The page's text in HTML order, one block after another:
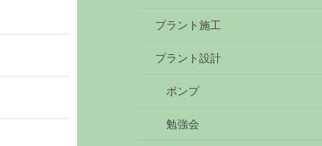
プラント施工
プラント設計
ポンプ
勉強会